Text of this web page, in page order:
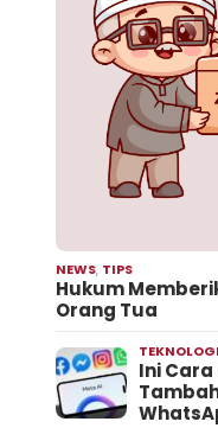
NEWS, TIPS
Hukum
Orang Tua
Ini Cara